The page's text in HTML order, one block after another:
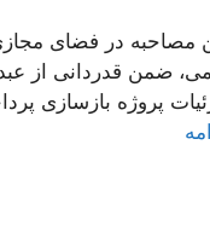
مصاحبه در فضای
قدردانی از
پروژه بازسازی